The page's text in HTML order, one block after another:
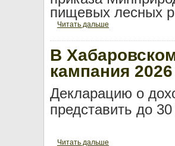
пищевых лесных
Читать дальше
В
кампания
Декларацию о
представить до
Читать дальше